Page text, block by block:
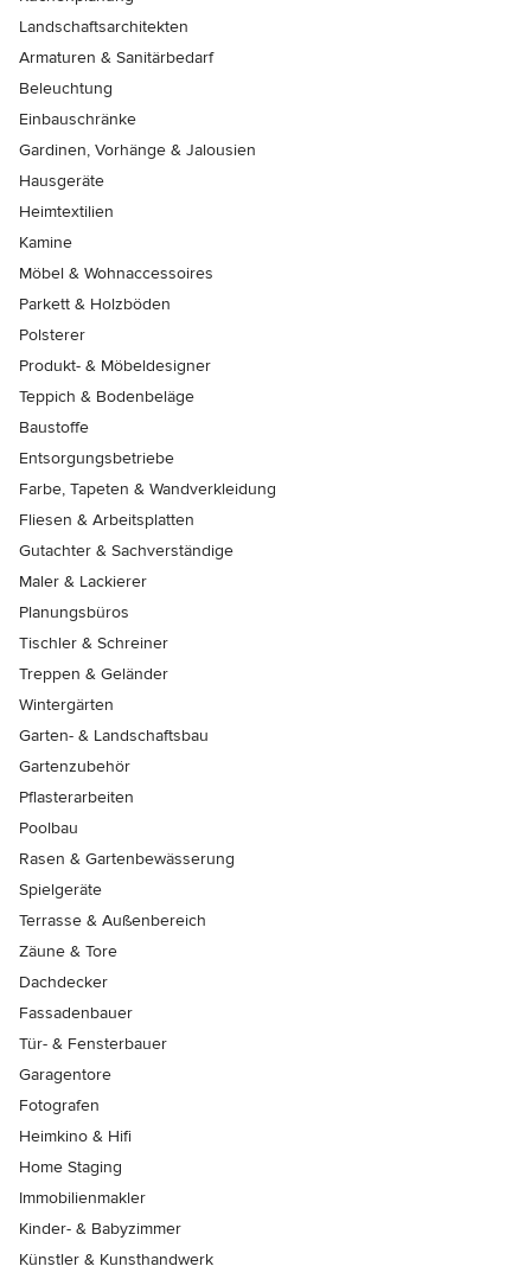
Landschaftsarchitekten
Armaturen & Sanitärbedarf
Beleuchtung
Einbauschränke
Gardinen, Vorhänge & Jalousien
Hausgeräte
Heimtextilien
Kamine
Möbel & Wohnaccessoires
Parkett & Holzböden
Polsterer
Produkt- & Möbeldesigner
Teppich & Bodenbeläge
Baustoffe
Entsorgungsbetriebe
Farbe, Tapeten & Wandverkleidung
Fliesen & Arbeitsplatten
Gutachter & Sachverständige
Maler & Lackierer
Planungsbüros
Tischler & Schreiner
Treppen & Geländer
Wintergärten
Garten- & Landschaftsbau
Gartenzubehör
Pflasterarbeiten
Poolbau
Rasen & Gartenbewässerung
Spielgeräte
Terrasse & Außenbereich
Zäune & Tore
Dachdecker
Fassadenbauer
Tür- & Fensterbauer
Garagentore
Fotografen
Heimkino & Hifi
Home Staging
Immobilienmakler
Kinder- & Babyzimmer
Künstler & Kunsthandwerk